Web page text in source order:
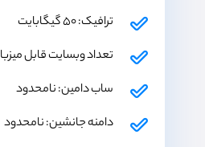
ترافیک: ۵۰ گیگابایت
تعداد وبسایت قابل
ساب دامین: نامحدود
دامنه جانشین: نامحدود